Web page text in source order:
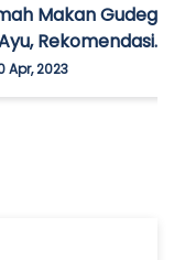
Makan Gudeg
Rekomendasi
yang
Masakan
Apr, 2023